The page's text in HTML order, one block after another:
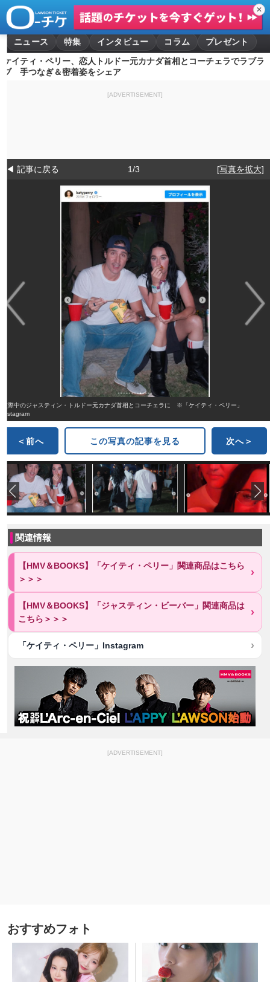
✕
ニュース 特集 インタビュー コラム
プレゼント
ケイティ・ペリー、恋人トルドー元カナダ首相とコーチェラでラブラ
ブ 手つなぎ＆密着姿をシェア
[ADVERTISEMENT]
◀ 記事に戻る 1/3 [写真を拡大]
交際中のジャスティン・トルドー元カナダ首相とコーチェラに ※「ケイティ・ペリー」
Instagram
＜前へ この写真の記事を見る 次へ＞
関連情報
【HMV＆BOOKS】「ケイティ・ペリー」関連商品はこちら
＞＞＞
【HMV＆BOOKS】「ジャスティン・ビーバー」関連商品は
こちら＞＞＞
「ケイティ・ペリー」Instagram
[ADVERTISEMENT]
おすすめフォト